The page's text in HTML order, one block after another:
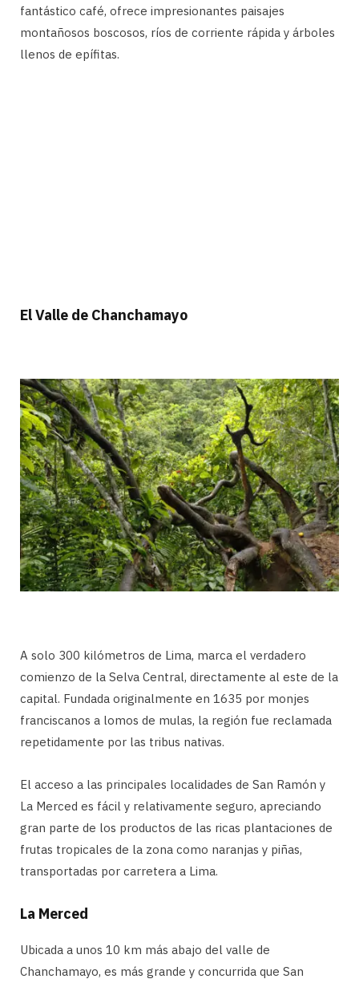
fantástico café, ofrece impresionantes paisajes
montañosos boscosos, ríos de corriente rápida y árboles
llenos de epífitas.
El Valle de Chanchamayo
A solo 300 kilómetros de Lima, marca el verdadero
comienzo de la Selva Central, directamente al este de la
capital. Fundada originalmente en 1635 por monjes
franciscanos a lomos de mulas, la región fue reclamada
repetidamente por las tribus nativas.
El acceso a las principales localidades de San Ramón y
La Merced es fácil y relativamente seguro, apreciando
gran parte de los productos de las ricas plantaciones de
frutas tropicales de la zona como naranjas y piñas,
transportadas por carretera a Lima.
La Merced
Ubicada a unos 10 km más abajo del valle de
Chanchamayo, es más grande y concurrida que San